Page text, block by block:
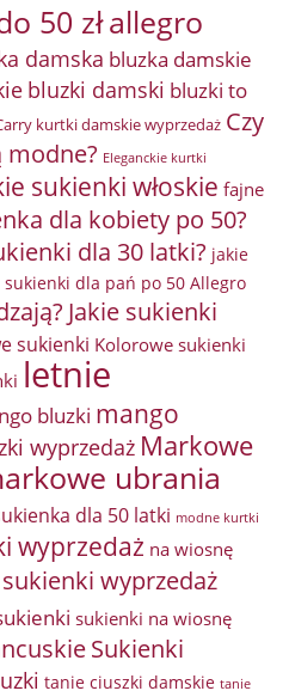
50 złallegro
damska bluzka damskie
bluzki damski bluzki to
kurtki damskie wyprzedaż Czy
Eleganckie kurtki
sukienki włoskie fajne
dla kobiety po 50?
dla 30 latki? jakie
dla pań po 50 Allegro
Jakie sukienki
sukienki Kolorowe sukienki
letnie
bluzki mango
wyprzedaż Markowe
ubrania
dla 50 latki modne kurtki
wyprzedaż na wiosnę
wyprzedaż
sukienki na wiosnę
Sukienki
tanie ciuszki damskie tanie